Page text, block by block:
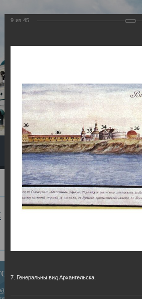
Экскурсия
за веру в
Главная
Свято-
9 из 45
7. Генеральны вид Архангельска.